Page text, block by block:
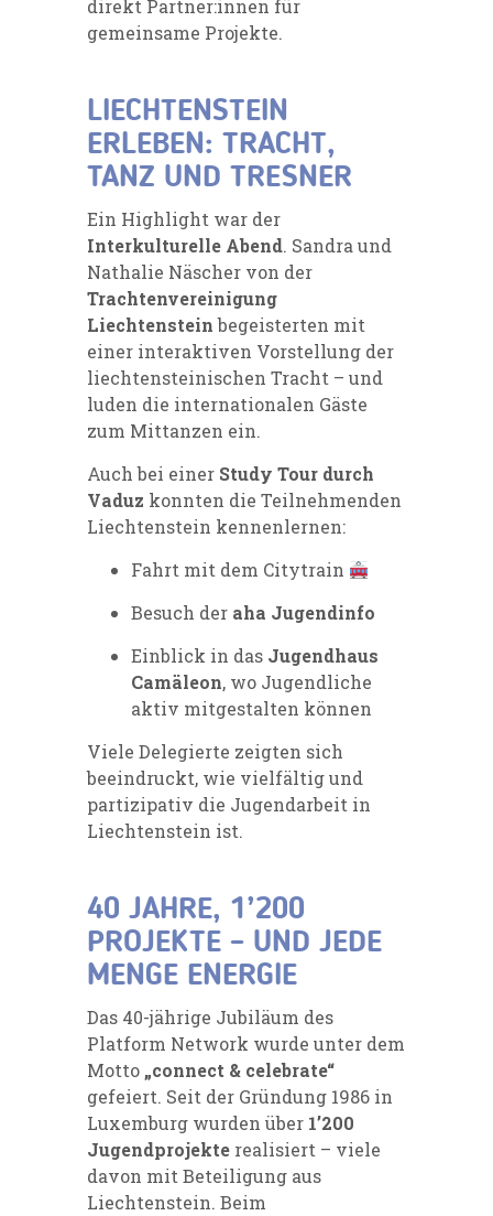
direkt Partner:innen für
gemeinsame Projekte.
LIECHTENSTEIN
ERLEBEN: TRACHT,
TANZ UND TRESNER
Ein Highlight war der
Interkulturelle Abend. Sandra und
Nathalie Näscher von der
Trachtenvereinigung
Liechtensteinbegeisterten mit
einer interaktiven Vorstellung der
liechtensteinischen Tracht – und
luden die internationalen Gäste
zum Mittanzen ein.
Auch bei einer Study Tour durch
Vaduz konnten die Teilnehmenden
Liechtenstein kennenlernen:
Fahrt mit dem Citytrain
Besuch der aha Jugendinfo
Einblick in das Jugendhaus
Camäleon, wo Jugendliche
aktiv mitgestalten können
Viele Delegierte zeigten sich
beeindruckt, wie vielfältig und
partizipativ die Jugendarbeit in
Liechtenstein ist.
40 JAHRE, 1’200
PROJEKTE – UND JEDE
MENGE ENERGIE
Das 40-jährige Jubiläum des
Platform Network wurde unter dem
Motto „connect & celebrate“
gefeiert. Seit der Gründung 1986 in
Luxemburg wurden über 1’200
Jugendprojekte realisiert – viele
davon mit Beteiligung aus
Liechtenstein. Beim